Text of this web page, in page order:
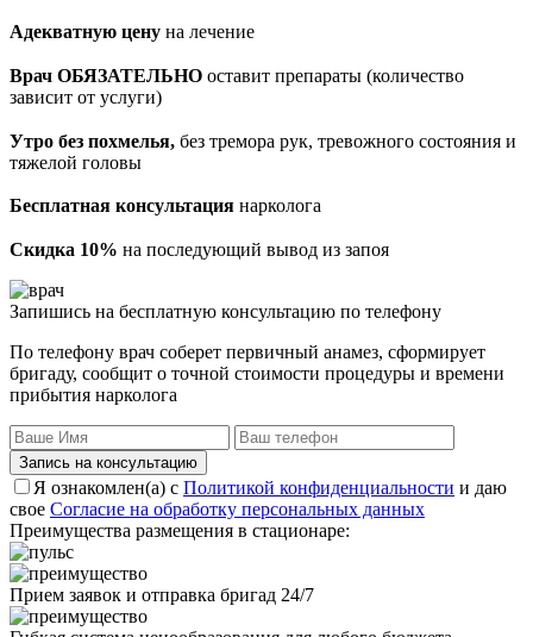
Адекватную цену на лечение
Врач ОБЯЗАТЕЛЬНО оставит препараты (количество
зависит от услуги)
Утро без похмелья, без тремора рук, тревожного состояния и
тяжелой головы
Бесплатная консультация нарколога
Скидка 10% на последующий вывод из запоя
Запишись на бесплатную консультацию по телефону
По телефону врач соберет первичный анамез, сформирует
бригаду, сообщит о точной стоимости процедуры и времени
прибытия нарколога
Запись на консультацию
Я ознакомлен(а) с Политикой конфиденциальности и даю
свое Согласие на обработку персональных данных
Преимущества размещения в стационаре:
Прием заявок и отправка бригад 24/7